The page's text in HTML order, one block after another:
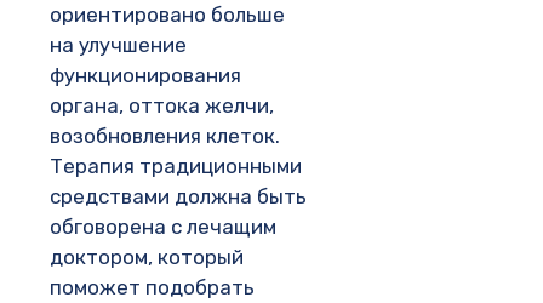
ориентировано больше
на улучшение
функционирования
органа, оттока желчи,
возобновления клеток.
Терапия традиционными
средствами должна быть
обговорена с лечащим
доктором, который
поможет подобрать